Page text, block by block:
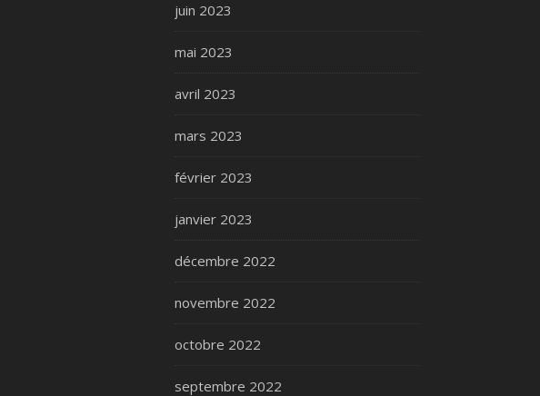
juin 2023
mai 2023
avril 2023
mars 2023
février 2023
janvier 2023
décembre 2022
novembre 2022
octobre 2022
septembre 2022